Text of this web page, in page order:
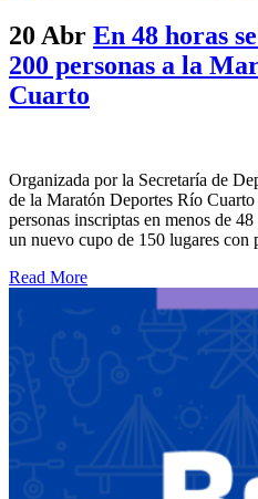
20 Abr En 48 horas
200 personas a la
Cuarto
Organizada por la Secretaría de
de la Maratón Deportes Río
personas inscriptas en menos de
un nuevo cupo de 150 lugares con
Read More